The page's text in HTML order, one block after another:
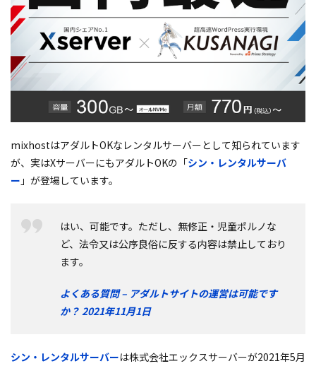
mixhostはアダルトOKなレンタルサーバーとして知られています
が、実はXサーバーにもアダルトOKの「シン・レンタルサーバ
ー 」が登場しています。
はい、可能です。ただし、無修正・児童ポルノな
ど、法令又は公序良俗に反する内容は禁止しており
ます。
よくある質問 – アダルトサイトの運営は可能です
か？ 2021年11月1日
シン・レンタルサーバーは株式会社エックスサーバーが2021年5月